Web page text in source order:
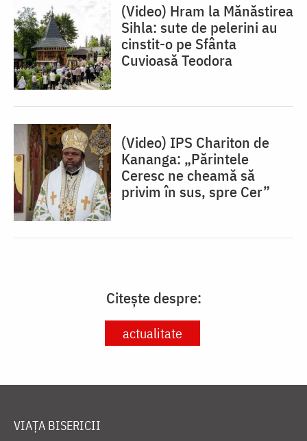
(Video) Hram la Mănăstirea
Sihla: sute de pelerini au
cinstit-o pe Sfânta
Cuvioasă Teodora
(Video) IPS Chariton de
Kananga: „Părintele
Ceresc ne cheamă să
privim în sus, spre Cer”
Citește despre:
actualitate
VIAȚA BISERICII